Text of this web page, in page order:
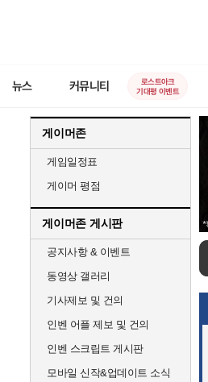
뉴스 커뮤니티
로스트아크
기대평 이벤트
게이머존
게임일정표
게이머 평점
게이머존 게시판
공지사항 & 이벤트
동영상 갤러리
기사제보 및 건의
인벤 어플 제보 및 건의
인벤 스크립트 게시판
모바일 신작&업데이트 소식